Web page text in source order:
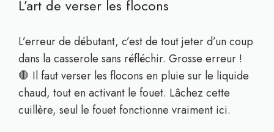
L’art de verser les flocons
L’erreur de débutant, c’est de tout jeter d’un coup
dans la casserole sans réfléchir. Grosse erreur !
🛑 Il faut verser les flocons en pluie sur le liquide
chaud, tout en activant le fouet. Lâchez cette
cuillère, seul le fouet fonctionne vraiment ici.